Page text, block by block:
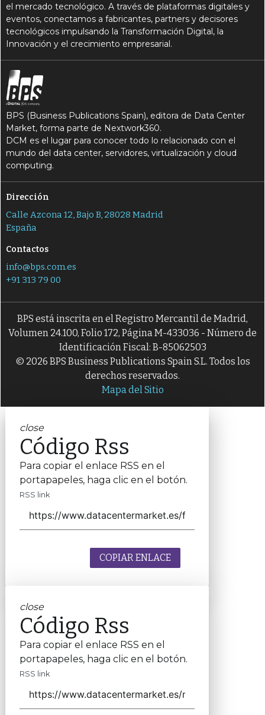
el mercado tecnológico. A través de plataformas digitales y
eventos, conectamos a fabricantes, partners y decisores
tecnológicos impulsando la Transformación Digital, la
Innovación y el crecimiento empresarial.
BPS (Business Publications Spain), editora de Data Center
Market, forma parte de Nextwork360.
DCM es el lugar para conocer todo lo relacionado con el
mundo del data center, servidores, virtualización y cloud
computing.
Dirección
Calle Azcona 12, Bajo B, 28028 Madrid
España
Contactos
info@bps.com.es
+91 313 79 00
BPS está inscrita en el Registro Mercantil de Madrid,
Volumen 24.100, Folio 172, Página M-433036 - Número de
Identificación Fiscal: B-85062503
© 2026 BPS Business Publications Spain S.L. Todos los
derechos reservados.
Mapa del Sitio
close
Código Rss
Para copiar el enlace RSS en el
portapapeles, haga clic en el botón.
RSS link
COPIAR ENLACE
close
Código Rss
Para copiar el enlace RSS en el
portapapeles, haga clic en el botón.
RSS link